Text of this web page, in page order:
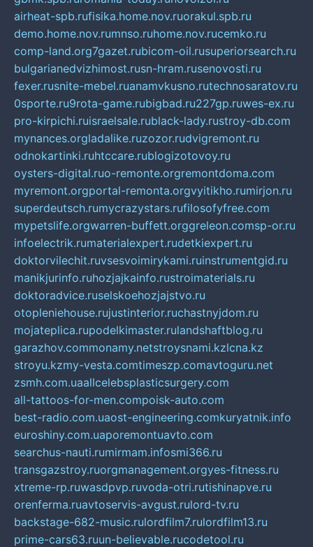
airheat-spb.rufisika.home.nov.ruorakul.spb.ru
demo.home.nov.rumnso.ruhome.nov.rucemko.ru
comp-land.org7gazet.rubicom-oil.rusuperiorsearch.ru
bulgarianedvizhimost.rusn-hram.rusenovosti.ru
fexer.rusnite-mebel.ruanamvkusno.rutechnosaratov.ru
0sporte.ru9rota-game.rubigbad.ru227gp.ruwes-ex.ru
pro-kirpichi.ruisraelsale.rublack-lady.rustroy-db.com
mynances.orgladalike.ruzozor.rudvigremont.ru
odnokartinki.ruhtccare.rublogizotovoy.ru
oysters-digital.ruo-remonte.orgremontdoma.com
myremont.orgportal-remonta.orgvyitikho.rumirjon.ru
superdeutsch.rumycrazystars.rufilosofyfree.com
mypetslife.orgwarren-buffett.orggreleon.comsp-or.ru
infoelectrik.rumaterialexpert.rudetkiexpert.ru
doktorvilechit.ruvsesvoimirykami.ruinstrumentgid.ru
manikjurinfo.ruhozjajkainfo.rustroimaterials.ru
doktoradvice.ruselskoehozjajstvo.ru
otopleniehouse.rujustinterior.ruchastnyjdom.ru
mojateplica.rupodelkimaster.rulandshaftblog.ru
garazhov.commonamy.netstroysnami.kzlcna.kz
stroyu.kzmy-vesta.comtimeszp.comavtoguru.net
zsmh.com.uaallcelebsplasticsurgery.com
all-tattoos-for-men.compoisk-auto.com
best-radio.com.uaost-engineering.comkuryatnik.info
euroshiny.com.uaporemontuavto.com
searchus-nauti.rumirmam.infosmi366.ru
transgazstroy.ruorgmanagement.orgyes-fitness.ru
xtreme-rp.ruwasdpvp.ruvoda-otri.rutishinapve.ru
orenferma.ruavtoservis-avgust.rulord-tv.ru
backstage-682-music.rulordfilm7.rulordfilm13.ru
prime-cars63.ruun-believable.rucodetool.ru